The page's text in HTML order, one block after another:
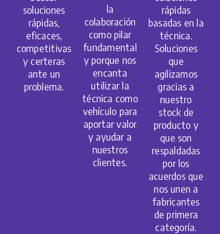
soluciones
rápidas,
eficaces,
competitivas
y certeras
ante un
problema.
la
colaboración
como pilar
fundamental
y porque nos
encanta
utilizar la
técnica como
vehículo para
aportar valor
y ayudar a
nuestros
clientes.
rápidas
basadas en la
técnica.
Soluciones
que
agilizamos
gracias a
nuestro
stock de
producto y
que son
respaldadas
por los
acuerdos que
nos unen a
fabricantes
de primera
categoría.